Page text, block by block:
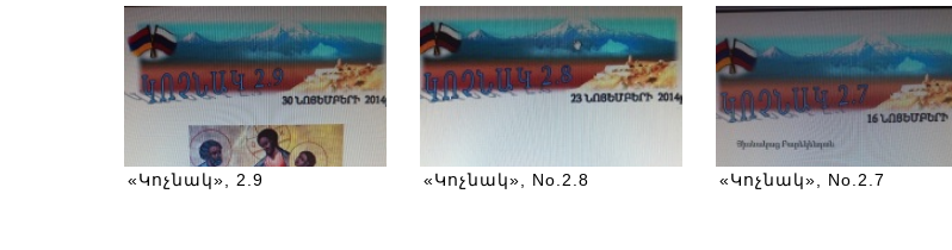
«Կոչնակ», 2.9 «Կոչնակ», No.2.8 «Կոչնակ», No.2.7